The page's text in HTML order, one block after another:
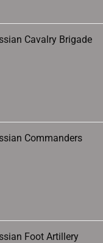
Cavalry Brigade
Commanders
Foot Artillery